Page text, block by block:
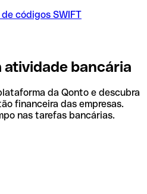
códigos SWIFT
atividade bancária
da Qonto e descubra
financeira das empresas.
nas tarefas bancárias.